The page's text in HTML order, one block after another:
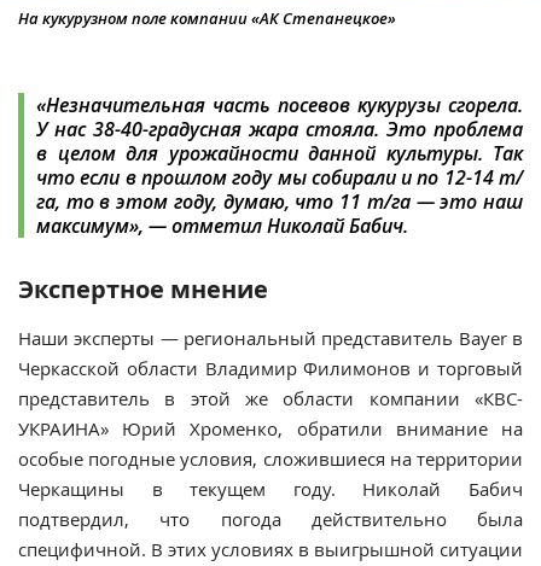
На кукурузном поле компании «АК Степанецкое»
«Незначительная часть посевов кукурузы сгорела.
У нас 38-40-градусная жара стояла. Это проблема
в целом для урожайности данной культуры. Так
что если в прошлом году мы собирали и по 12-14 т/
га, то в этом году, думаю, что 11 т/га — это наш
максимум», — отметил Николай Бабич.
Экспертное мнение
Наши эксперты — региональный представитель Bayer в
Черкасской области Владимир Филимонов и торговый
представитель в этой же области компании «КВС-
УКРАИНА» Юрий Хроменко, обратили внимание на
особые погодные условия, сложившиеся на территории
Черкащины в текущем году. Николай Бабич
подтвердил, что погода действительно была
специфичной. В этих условиях в выигрышной ситуации